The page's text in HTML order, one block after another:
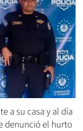
a su casa y al día
denunció el hurto